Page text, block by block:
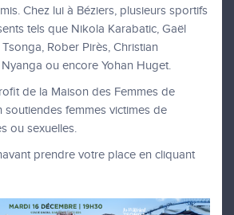
Chez lui à Béziers, plusieurs sportifs
tels que Nikola Karabatic, Gaël
Rober Pirès, Christian
ou encore Yohan Huget.
de la Maison des Femmes de
soutiendes femmes victimes de
ou sexuelles.
prendre votre place en cliquant